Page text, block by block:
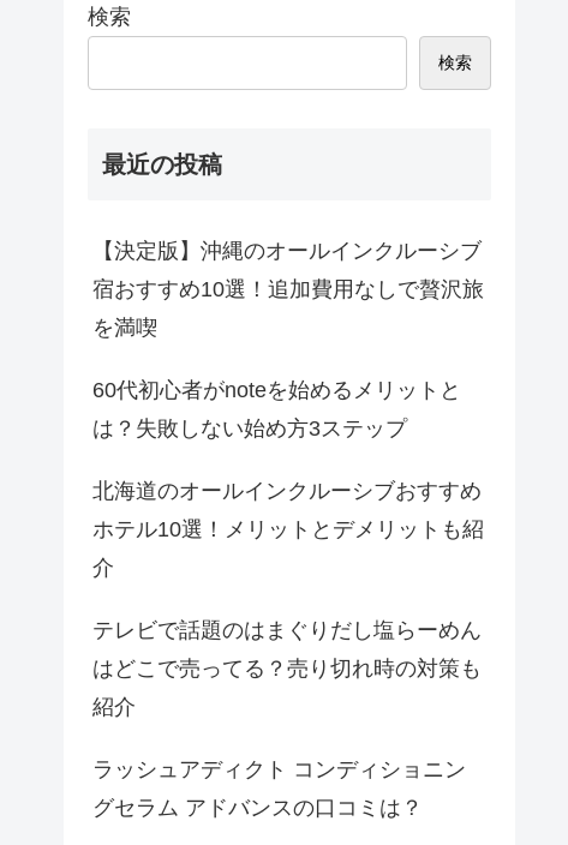
検索
検索
最近の投稿
【決定版】沖縄のオールインクルーシブ
宿おすすめ10選！追加費用なしで贅沢旅
を満喫
60代初心者がnoteを始めるメリットと
は？失敗しない始め方3ステップ
北海道のオールインクルーシブおすすめ
ホテル10選！メリットとデメリットも紹
介
テレビで話題のはまぐりだし塩らーめん
はどこで売ってる？売り切れ時の対策も
紹介
ラッシュアディクト コンディショニン
グセラム アドバンスの口コミは？